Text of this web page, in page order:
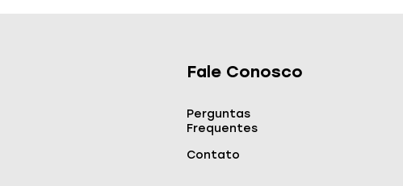
Fale Conosco
Perguntas
Frequentes
Contato